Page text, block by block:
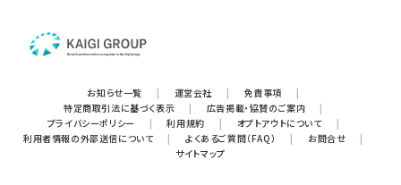
お知らせ一覧 | 運営会社 | 免責事項
|
特定商取引法に基づく表示
| 広告掲載・協賛のご案内
|
プライバシーポリシー
| 利用規約 | オプトアウトについて
|
利用者情報の外部送信について
| よくあるご質問（FAQ） | お問合せ
|
サイトマップ